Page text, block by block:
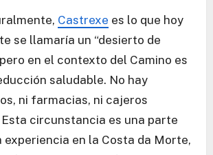
Castrexe es lo que hoy
se llamaría un “desierto de
en el contexto del Camino es
saludable. No hay
ni farmacias, ni cajeros
circunstancia es una parte
experiencia en la Costa da Morte,